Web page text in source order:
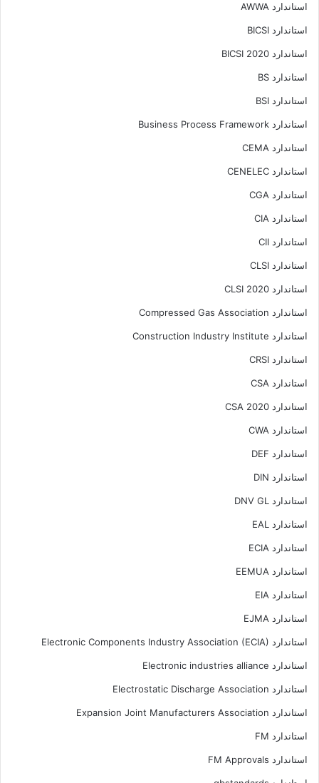
استاندارد AWWA
استاندارد BICSI
استاندارد BICSI 2020
استاندارد BS
استاندارد BSI
استاندارد Business Process Framework
استاندارد CEMA
استاندارد CENELEC
استاندارد CGA
استاندارد CIA
استاندارد CII
استاندارد CLSI
استاندارد CLSI 2020
استاندارد Compressed Gas Association
استاندارد Construction Industry Institute
استاندارد CRSI
استاندارد CSA
استاندارد CSA 2020
استاندارد CWA
استاندارد DEF
استاندارد DIN
استاندارد DNV GL
استاندارد EAL
استاندارد ECIA
استاندارد EEMUA
استاندارد EIA
استاندارد EJMA
استاندارد Electronic Components Industry Association (ECIA)
استاندارد Electronic industries alliance
استاندارد Electrostatic Discharge Association
استاندارد Expansion Joint Manufacturers Association
استاندارد FM
استاندارد FM Approvals